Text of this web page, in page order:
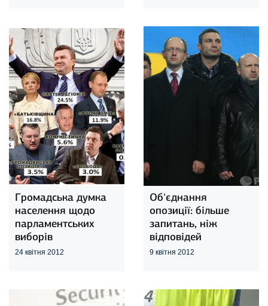
Громадська думка
населення щодо
парламентських
виборів
24 квітня 2012
Об’єднання
опозиції: більше
запитань, ніж
відповідей
9 квітня 2012